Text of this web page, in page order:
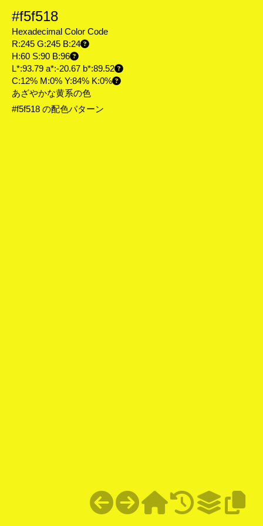
#f5f518
Hexadecimal Color Code
R:245 G:245 B:24
H:60 S:90 B:96
L*:93.79 a*:-20.67 b*:89.52
C:12% M:0% Y:84% K:0%
あざやかな黄系の色
#f5f518 の配色パターン